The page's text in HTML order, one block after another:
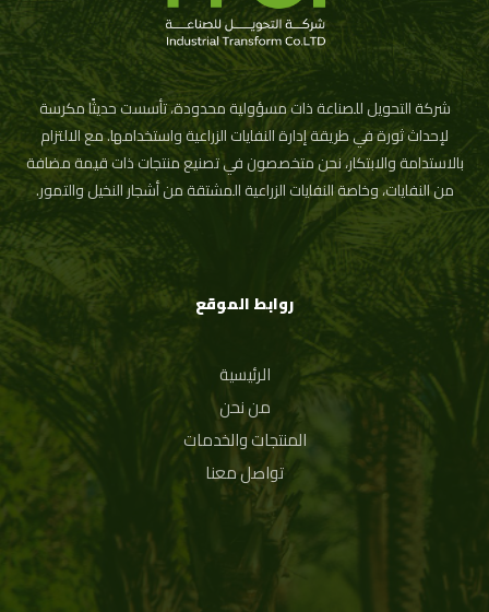
شركة التحويل للصناعة ذات مسؤولية محدودة، تأسست حديثًا مكرسة
لإحداث ثورة في طريقة إدارة النفايات الزراعية واستخدامها. مع الالتزام
بالاستدامة والابتكار، نحن متخصصون في تصنيع منتجات ذات قيمة مضافة
من النفايات، وخاصة النفايات الزراعية المشتقة من أشجار النخيل والتمور.
روابط الموقع
الرئيسية
من نحن
المنتجات والخدمات
تواصل معنا